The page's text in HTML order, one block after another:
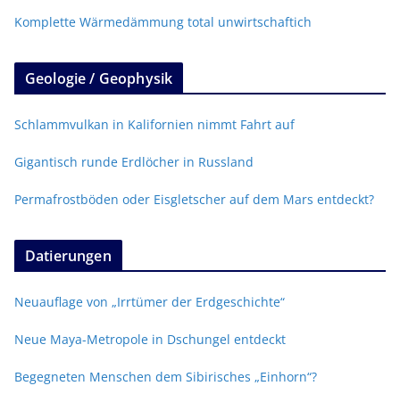
Komplette Wärmedämmung total unwirtschaftich
Geologie / Geophysik
Schlammvulkan in Kalifornien nimmt Fahrt auf
Gigantisch runde Erdlöcher in Russland
Permafrostböden oder Eisgletscher auf dem Mars entdeckt?
Datierungen
Neuauflage von „Irrtümer der Erdgeschichte“
Neue Maya-Metropole in Dschungel entdeckt
Begegneten Menschen dem Sibirisches „Einhorn“?